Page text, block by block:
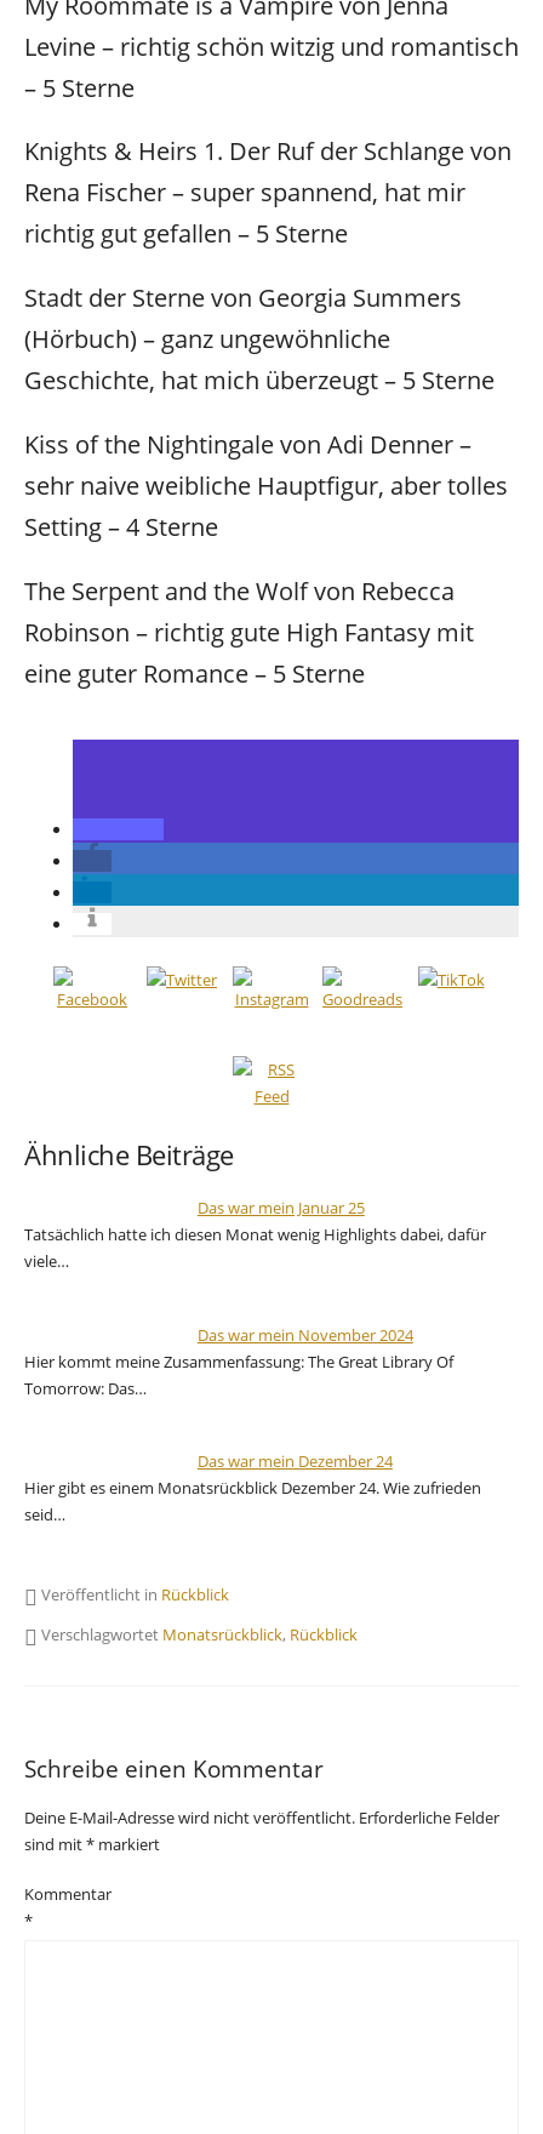
Levine – richtig schön witzig und romantisch
– 5 Sterne
Knights & Heirs 1. Der Ruf der Schlange von
Rena Fischer – super spannend, hat mir
richtig gut gefallen – 5 Sterne
Stadt der Sterne von Georgia Summers
(Hörbuch) – ganz ungewöhnliche
Geschichte, hat mich überzeugt – 5 Sterne
Kiss of the Nightingale von Adi Denner –
sehr naive weibliche Hauptfigur, aber tolles
Setting – 4 Sterne
The Serpent and the Wolf von Rebecca
Robinson – richtig gute High Fantasy mit
eine guter Romance – 5 Sterne
Ähnliche Beiträge
Das war mein Januar 25
Tatsächlich hatte ich diesen Monat wenig Highlights dabei, dafür
viele…
Das war mein November 2024
Hier kommt meine Zusammenfassung: The Great Library Of
Tomorrow: Das…
Das war mein Dezember 24
Hier gibt es einem Monatsrückblick Dezember 24. Wie zufrieden
seid…
Veröffentlicht in Rückblick
Verschlagwortet Monatsrückblick, Rückblick
Schreibe einen Kommentar
Deine E-Mail-Adresse wird nicht veröffentlicht. Erforderliche Felder
sind mit* markiert
Kommentar
*